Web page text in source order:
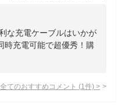
な充電ケーブルはいかが
時充電可能で超優秀！購
全てのおすすめコメント (1 件) >